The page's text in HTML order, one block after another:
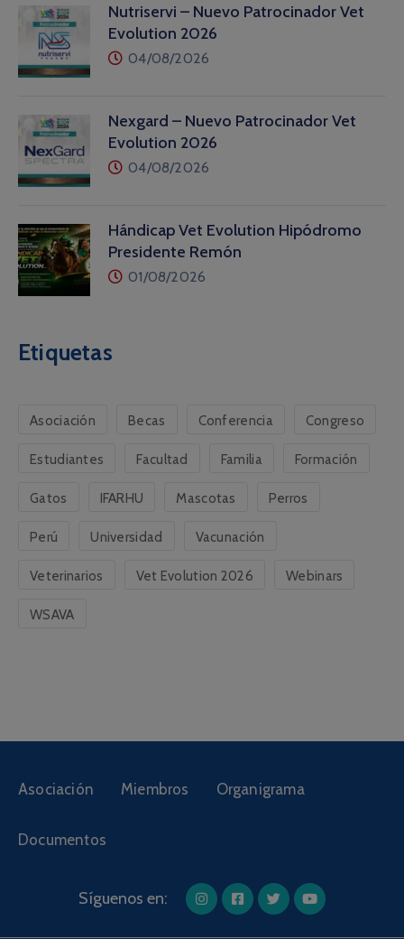
Nutriservi – Nuevo Patrocinador Vet
Evolution 2026
04/08/2026
Nexgard – Nuevo Patrocinador Vet
Evolution 2026
04/08/2026
Hándicap Vet Evolution Hipódromo
Presidente Remón
01/08/2026
Etiquetas
Asociación Becas Conferencia Congreso
Estudiantes Facultad Familia Formación
Gatos IFARHU Mascotas Perros
Perú Universidad Vacunación
Veterinarios Vet Evolution 2026 Webinars
WSAVA
Asociación Miembros Organigrama
Documentos
Síguenos en: